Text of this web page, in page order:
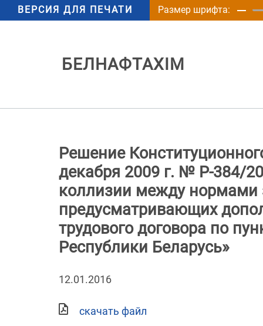
ВЕРСИЯ ДЛЯ ПЕЧАТИ Размер шрифта:
БЕЛНАФТАХІМ
Решение
декабря 2009 г. № Р-384/
коллизии между нормами
предусматривающих
трудового договора по
Республики Беларусь»
12.01.2016
скачать файл